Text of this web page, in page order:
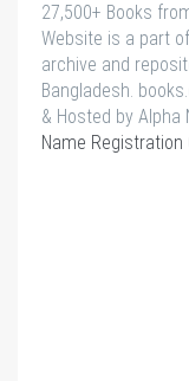
27,500+ Books
Website is a part
archive and
Bangladesh.
& Hosted by Alpha
Name Registration